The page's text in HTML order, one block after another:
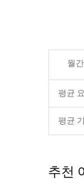
월간
평균
평균
추천